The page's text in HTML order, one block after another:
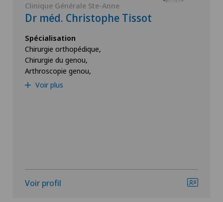
Clinique Générale Ste-Anne
Dr méd. Christophe Tissot
Spécialisation
Chirurgie orthopédique,
Chirurgie du genou,
Arthroscopie genou,
Voir plus
Voir profil